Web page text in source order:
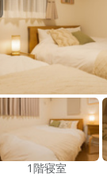
1階寝室